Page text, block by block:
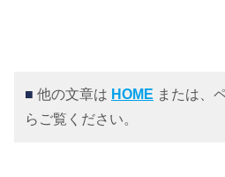
■ 他の文章は HOME または、
らご覧ください。